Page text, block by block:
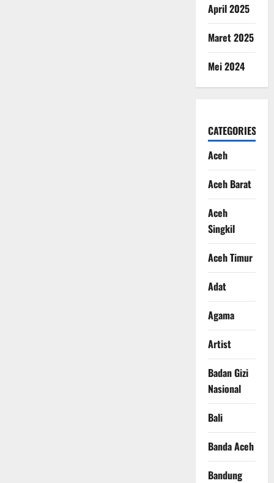
April 2025
Maret 2025
Mei 2024
CATEGORIES
Aceh
Aceh Barat
Aceh
Singkil
Aceh Timur
Adat
Agama
Artist
Badan Gizi
Nasional
Bali
Banda Aceh
Bandung